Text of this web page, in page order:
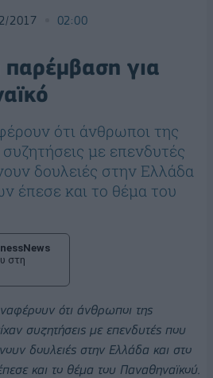
2017 02:00
παρέμβαση για
ότι άνθρωποι της
με επενδυτές
δουλειές στην Ελλάδα
έπεσε και το θέμα του
στη
ότι άνθρωποι της
συζητήσεις με επενδυτές που
δουλειές στην Ελλάδα και στο
και το θέμα του Παναθηναϊκού.